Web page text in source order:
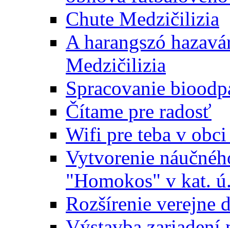
Chute Medzičilizia
A harangszó
Medzičilizia
Spracovanie
Čítame pre radosť
Wifi pre teba v
Vytvorenie
"Homokos" v kat.
Rozšírenie verejne